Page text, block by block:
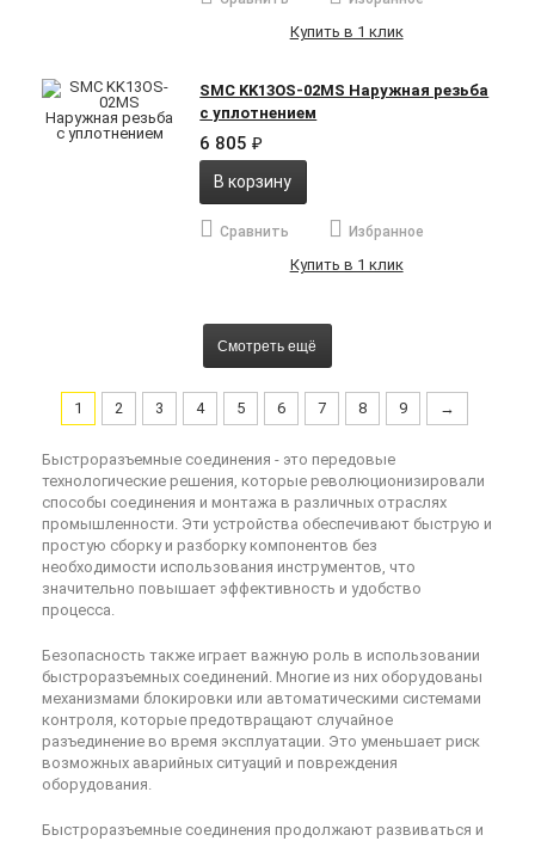
Купить в 1 клик
SMC KK13OS-02MS Наружная резьба
с уплотнением
6 805₽
В корзину
Сравнить Избранное
Купить в 1 клик
Смотреть ещё
1 2 3 4 5 6 7 8 9 →
Быстроразъемные соединения - это передовые
технологические решения, которые революционизировали
способы соединения и монтажа в различных отраслях
промышленности. Эти устройства обеспечивают быструю и
простую сборку и разборку компонентов без
необходимости использования инструментов, что
значительно повышает эффективность и удобство
процесса.
Безопасность также играет важную роль в использовании
быстроразъемных соединений. Многие из них оборудованы
механизмами блокировки или автоматическими системами
контроля, которые предотвращают случайное
разъединение во время эксплуатации. Это уменьшает риск
возможных аварийных ситуаций и повреждения
оборудования.
Быстроразъемные соединения продолжают развиваться и